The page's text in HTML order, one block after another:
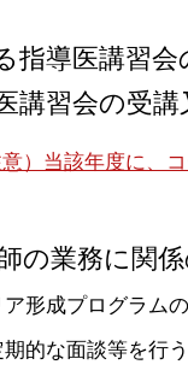
指導医講習
講習会の受
意）当該年度に、
の業務に関
ア形成プログラ
的な面談等を行